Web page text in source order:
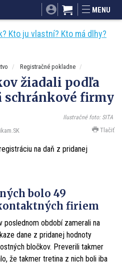
Mnamky-recepty.sk
MENU
Kto ju vlastní? Kto má dlhy?
Registračné pokladne
žiadali podľa
firmy
Ilustračné foto: SITA
Tlačiť
na daň z pridanej
bolo 49
firiem
poslednom období zamerali na
dane z pridanej hodnoty
bločkov. Preverili takmer
že takmer tretina z nich boli iba